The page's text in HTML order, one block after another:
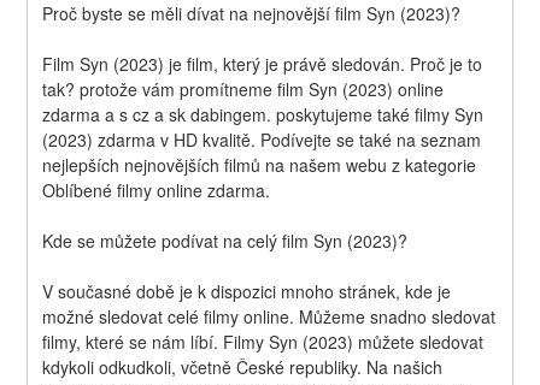
Proč byste se měli dívat na nejnovější film Syn (2023)?
Film Syn (2023) je film, který je právě sledován. Proč je to
tak? protože vám promítneme film Syn (2023) online
zdarma a s cz a sk dabingem. poskytujeme také filmy Syn
(2023) zdarma v HD kvalitě. Podívejte se také na seznam
nejlepších nejnovějších filmů na našem webu z kategorie
Oblíbené filmy online zdarma.
Kde se můžete podívat na celý film Syn (2023)?
V současné době je k dispozici mnoho stránek, kde je
možné sledovat celé filmy online. Můžeme snadno sledovat
filmy, které se nám líbí. Filmy Syn (2023) můžete sledovat
kdykoli odkudkoli, včetně České republiky. Na našich